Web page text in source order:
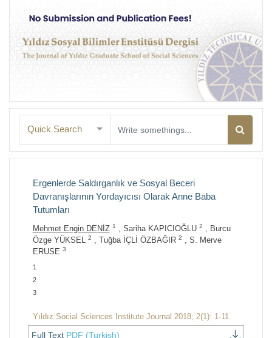
Quick Search
Ergenlerde Saldırganlık ve Sosyal Beceri
Davranışlarının Yordayıcısı Olarak Anne Baba
Tutumları
Mehmet Engin DENİZ 1 , Sariha KAPICIOĞLU 2 , Burcu
Özge YÜKSEL 2 , Tuğba İÇLİ ÖZBAĞIR 2 , S. Merve
ERUSE 3
1
2
3
Yıldız Social Sciences Institute Journal 2018; 2(1): 1-11
Full Text PDF (Turkish)